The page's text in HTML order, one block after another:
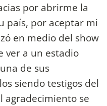
por abrirme la
país, por aceptar mi
en medio del show
ver a un estadio
de sus
siendo testigos del
agradecimiento se